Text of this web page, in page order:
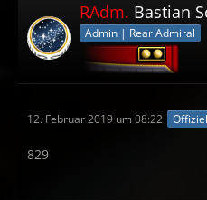
RAdm. Bastian
Admin | Rear Admiral
12. Februar 2019 um 08:22
829